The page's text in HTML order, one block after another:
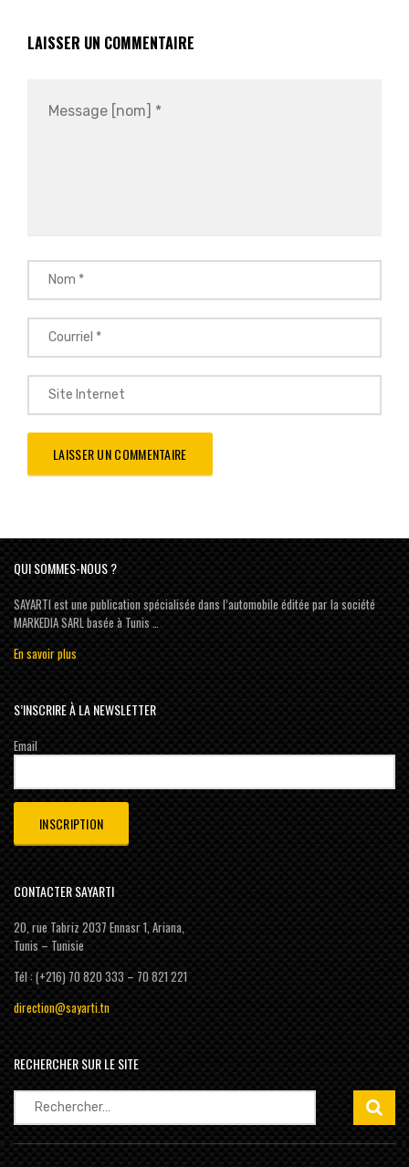
LAISSER UN COMMENTAIRE
QUI SOMMES-NOUS ?
SAYARTI est une publication spécialisée dans l’automobile éditée par la société
MARKEDIA SARL basée à Tunis …
En savoir plus
S’INSCRIRE À LA NEWSLETTER
Email
CONTACTER SAYARTI
20, rue Tabriz 2037 Ennasr 1, Ariana,
Tunis – Tunisie
Tél : (+216) 70 820 333 – 70 821 221
direction@sayarti.tn
RECHERCHER SUR LE SITE
Rechercher :